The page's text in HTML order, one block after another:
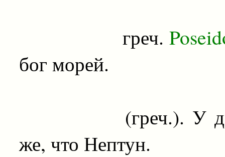
греч.
бог морей.
(греч.). У
же, что Нептун.